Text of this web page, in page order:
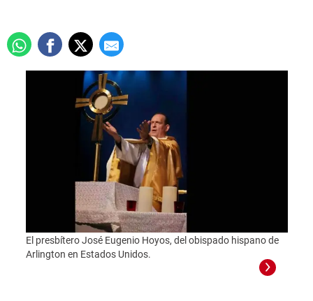
El presbítero José Eugenio Hoyos, del obispado hispano de
Arlington en Estados Unidos.